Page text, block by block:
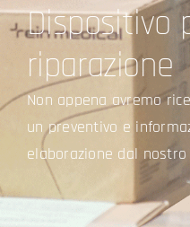
Dispositivo
riparazione
Non appena avremo
un preventivo e
elaborazione dal